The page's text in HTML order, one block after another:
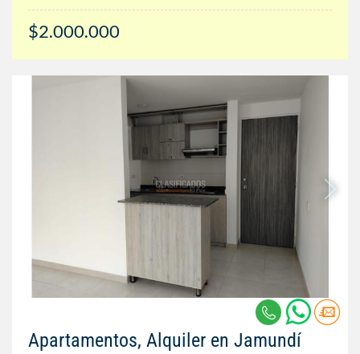
$2.000.000
Apartamentos, Alquiler en Jamundí